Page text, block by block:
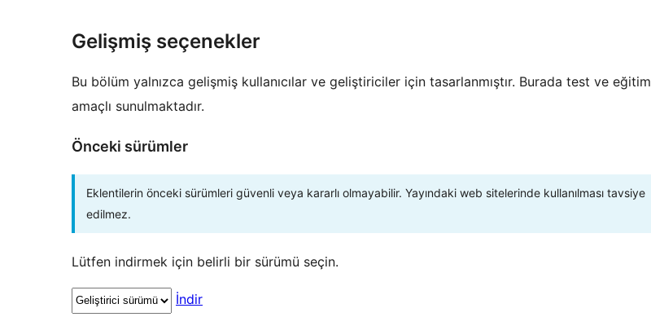
Gelişmiş seçenekler
Bu bölüm yalnızca gelişmiş kullanıcılar ve geliştiriciler için tasarlanmıştır. Burada test ve eğitim
amaçlı sunulmaktadır.
Önceki sürümler
Eklentilerin önceki sürümleri güvenli veya kararlı olmayabilir. Yayındaki web sitelerinde kullanılması tavsiye
edilmez.
Lütfen indirmek için belirli bir sürümü seçin.
İndir